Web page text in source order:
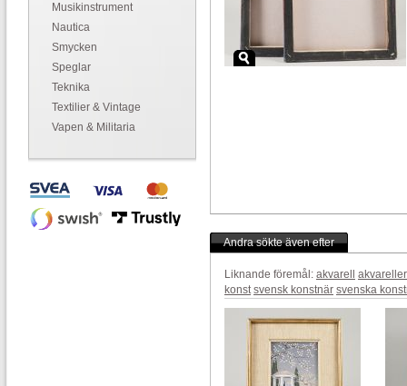
Musikinstrument
Nautica
Smycken
Speglar
Teknika
Textilier & Vintage
Vapen & Militaria
Andra sökte även efter
Liknande föremål: akvarell
akvareller
konst svensk konstnär svenska